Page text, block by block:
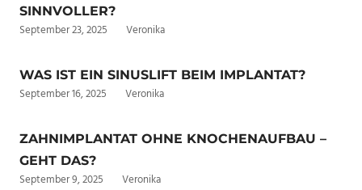
SINNVOLLER?
September 23, 2025 Veronika
WAS IST EIN SINUSLIFT BEIM IMPLANTAT?
September 16, 2025 Veronika
ZAHNIMPLANTAT OHNE KNOCHENAUFBAU –
GEHT DAS?
September 9, 2025 Veronika